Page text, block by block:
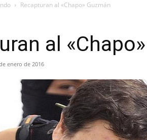
Recapturan al «Chapo» Guzmán
al
enero de 2016